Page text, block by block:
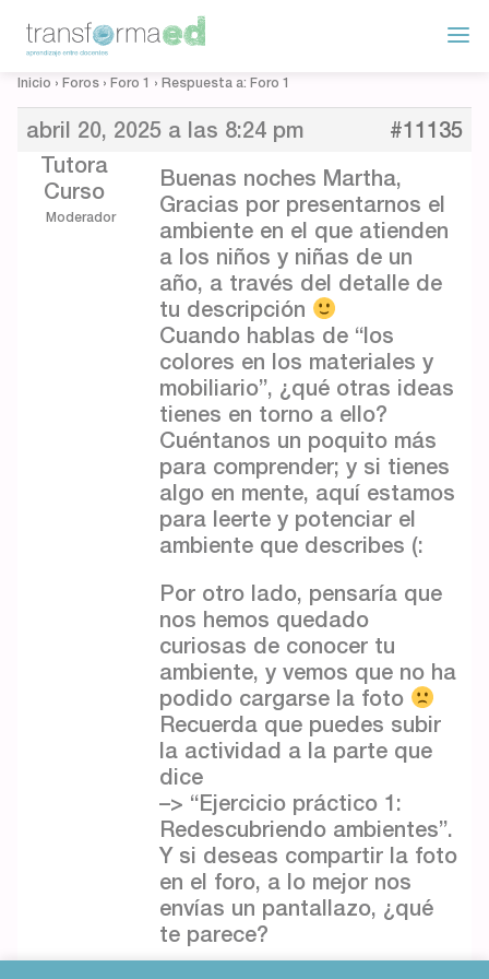
Inicio › Foros › Foro 1 › Respuesta a: Foro 1
abril 20, 2025 a las 8:24 pm
#11135
Tutora
Curso
Moderador
Buenas noches Martha,
Gracias por presentarnos el
ambiente en el que atienden
a los niños y niñas de un
año, a través del detalle de
tu descripción
Cuando hablas de “los
colores en los materiales y
mobiliario”, ¿qué otras ideas
tienes en torno a ello?
Cuéntanos un poquito más
para comprender; y si tienes
algo en mente, aquí estamos
para leerte y potenciar el
ambiente que describes (:
Por otro lado, pensaría que
nos hemos quedado
curiosas de conocer tu
ambiente, y vemos que no ha
podido cargarse la foto
Recuerda que puedes subir
la actividad a la parte que
dice
–> “Ejercicio práctico 1:
Redescubriendo ambientes”.
Y si deseas compartir la foto
en el foro, a lo mejor nos
envías un pantallazo, ¿qué
te parece?